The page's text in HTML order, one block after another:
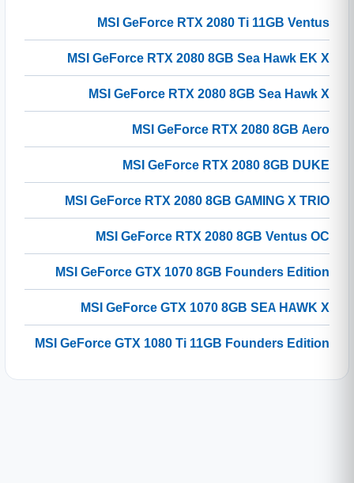
MSI GeForce RTX 2080 Ti 11GB Ventus
MSI GeForce RTX 2080 8GB Sea Hawk EK X
MSI GeForce RTX 2080 8GB Sea Hawk X
MSI GeForce RTX 2080 8GB Aero
MSI GeForce RTX 2080 8GB DUKE
MSI GeForce RTX 2080 8GB GAMING X TRIO
MSI GeForce RTX 2080 8GB Ventus OC
MSI GeForce GTX 1070 8GB Founders Edition
MSI GeForce GTX 1070 8GB SEA HAWK X
MSI GeForce GTX 1080 Ti 11GB Founders Edition